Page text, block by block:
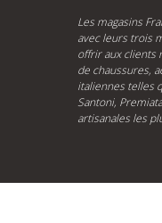
Les magasins
avec leurs trois
offrir aux clients
de chaussures,
italiennes telles
Santoni,
artisanales les